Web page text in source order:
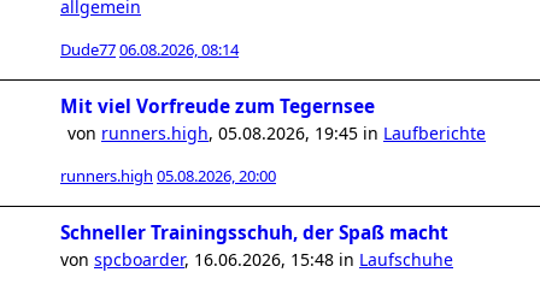
allgemein
Dude7706.08.2026, 08:14
Mit viel Vorfreude zum Tegernsee
von runners.high, 05.08.2026, 19:45 in Laufberichte
runners.high 05.08.2026, 20:00
Schneller Trainingsschuh, der Spaß macht
von spcboarder, 16.06.2026, 15:48 in Laufschuhe